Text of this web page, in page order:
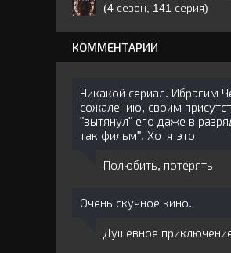
(4 сезон, 141 серия)
КОММЕНТАРИИ
Никакой сериал. Ибрагим
сожалению, своим
"вытянул" его даже в
так фильм". Хотя это
Полюбить, потерять
Очень скучное кино.
Душевное